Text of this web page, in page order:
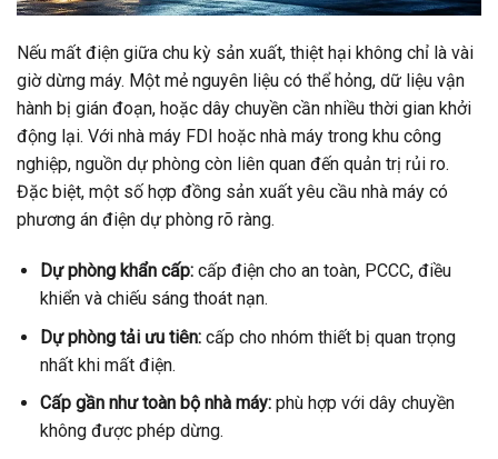
Nếu mất điện giữa chu kỳ sản xuất, thiệt hại không chỉ là vài
giờ dừng máy. Một mẻ nguyên liệu có thể hỏng, dữ liệu vận
hành bị gián đoạn, hoặc dây chuyền cần nhiều thời gian khởi
động lại. Với nhà máy FDI hoặc nhà máy trong khu công
nghiệp, nguồn dự phòng còn liên quan đến quản trị rủi ro.
Đặc biệt, một số hợp đồng sản xuất yêu cầu nhà máy có
phương án điện dự phòng rõ ràng.
Dự phòng khẩn cấp:cấp điện cho an toàn, PCCC, điều
khiển và chiếu sáng thoát nạn.
Dự phòng tải ưu tiên:cấp cho nhóm thiết bị quan trọng
nhất khi mất điện.
Cấp gần như toàn bộ nhà máy:phù hợp với dây chuyền
không được phép dừng.